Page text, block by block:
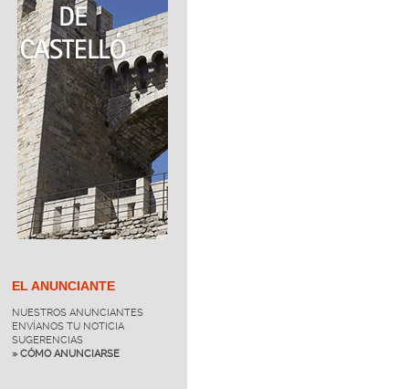
EL ANUNCIANTE
NUESTROS ANUNCIANTES
ENVÍANOS TU NOTICIA
SUGERENCIAS
» CÓMO ANUNCIARSE